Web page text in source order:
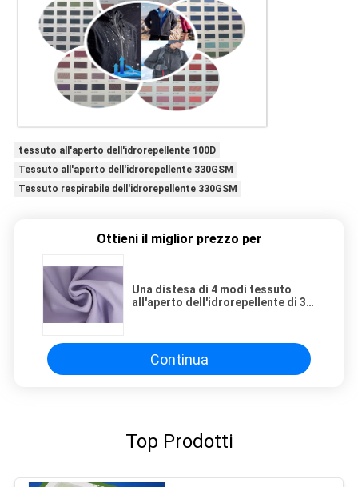
tessuto all'aperto dell'idrorepellente 100D
Tessuto all'aperto dell'idrorepellente 330GSM
Tessuto respirabile dell'idrorepellente 330GSM
Ottieni il miglior prezzo per
Una distesa di 4 modi tessuto
all'aperto dell'idrorepellente di 3
Continua
Top Prodotti